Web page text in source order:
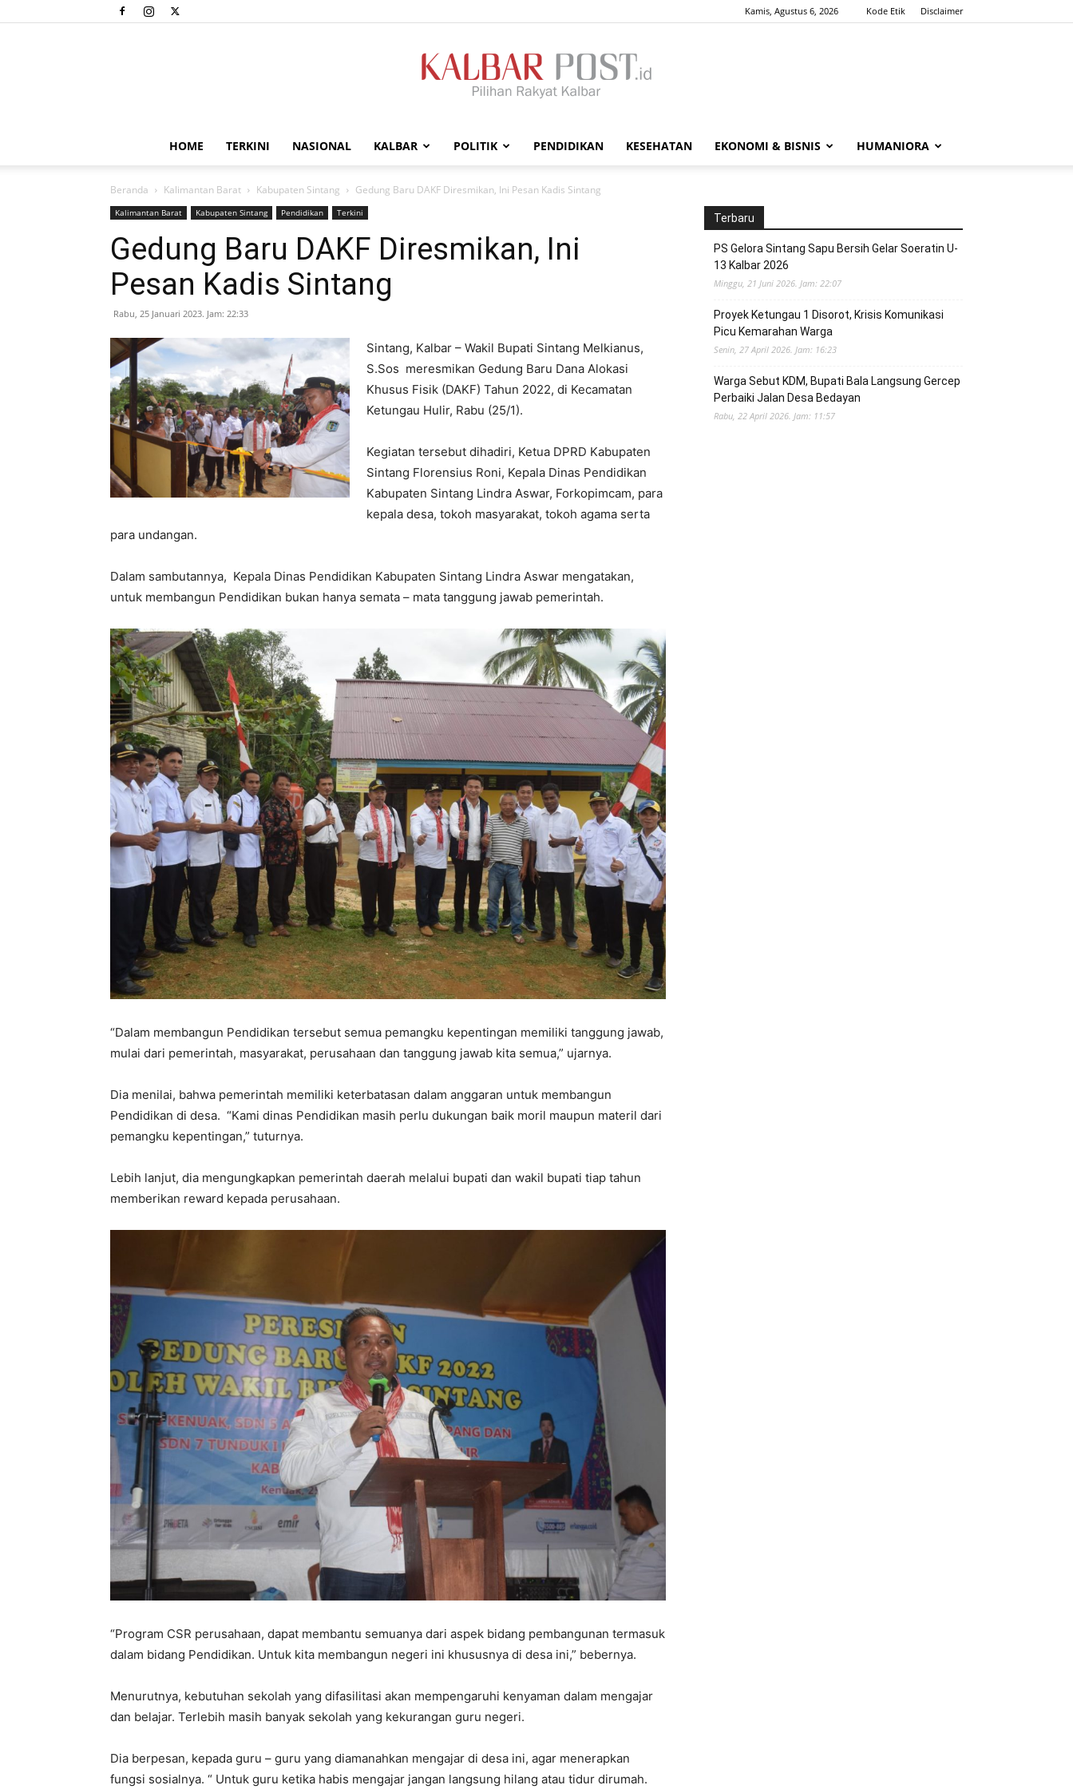
Kamis, Agustus 6, 2026 Kode Etik Disclaimer
HOME TERKINI NASIONAL KALBAR POLITIK PENDIDIKAN KESEHATAN EKONOMI & BISNIS HUMANIORA
Beranda Kalimantan Barat Kabupaten Sintang Gedung Baru DAKF Diresmikan, Ini Pesan Kadis Sintang
Kalimantan Barat Kabupaten Sintang Pendidikan Terkini
Gedung Baru DAKF Diresmikan, Ini
Pesan Kadis Sintang
Rabu, 25 Januari 2023. Jam: 22:33
Sintang, Kalbar – Wakil Bupati Sintang Melkianus,
S.Sos meresmikan Gedung Baru Dana Alokasi
Khusus Fisik (DAKF) Tahun 2022, di Kecamatan
Ketungau Hulir, Rabu (25/1).
Kegiatan tersebut dihadiri, Ketua DPRD Kabupaten
Sintang Florensius Roni, Kepala Dinas Pendidikan
Kabupaten Sintang Lindra Aswar, Forkopimcam, para
kepala desa, tokoh masyarakat, tokoh agama serta
para undangan.
Dalam sambutannya, Kepala Dinas Pendidikan Kabupaten Sintang Lindra Aswar mengatakan,
untuk membangun Pendidikan bukan hanya semata – mata tanggung jawab pemerintah.
“Dalam membangun Pendidikan tersebut semua pemangku kepentingan memiliki tanggung jawab,
mulai dari pemerintah, masyarakat, perusahaan dan tanggung jawab kita semua,” ujarnya.
Dia menilai, bahwa pemerintah memiliki keterbatasan dalam anggaran untuk membangun
Pendidikan di desa. “Kami dinas Pendidikan masih perlu dukungan baik moril maupun materil dari
pemangku kepentingan,” tuturnya.
Lebih lanjut, dia mengungkapkan pemerintah daerah melalui bupati dan wakil bupati tiap tahun
memberikan reward kepada perusahaan.
“Program CSR perusahaan, dapat membantu semuanya dari aspek bidang pembangunan termasuk
dalam bidang Pendidikan. Untuk kita membangun negeri ini khususnya di desa ini,” bebernya.
Menurutnya, kebutuhan sekolah yang difasilitasi akan mempengaruhi kenyaman dalam mengajar
dan belajar. Terlebih masih banyak sekolah yang kekurangan guru negeri.
Dia berpesan, kepada guru – guru yang diamanahkan mengajar di desa ini, agar menerapkan
fungsi sosialnya. “ Untuk guru ketika habis mengajar jangan langsung hilang atau tidur dirumah.
Terbaru
PS Gelora Sintang Sapu Bersih Gelar Soeratin U-
13 Kalbar 2026
Minggu, 21 Juni 2026. Jam: 22:07
Proyek Ketungau 1 Disorot, Krisis Komunikasi
Picu Kemarahan Warga
Senin, 27 April 2026. Jam: 16:23
Warga Sebut KDM, Bupati Bala Langsung Gercep
Perbaiki Jalan Desa Bedayan
Rabu, 22 April 2026. Jam: 11:57